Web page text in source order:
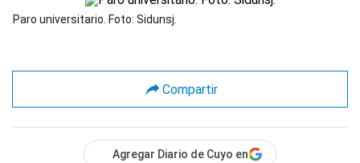
Paro universitario. Foto: Sidunsj.
Compartir
Agregar Diario de Cuyo en